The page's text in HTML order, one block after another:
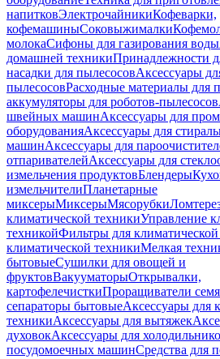
напитковЭлектрочайникиКофеварки,
кофемашиныСоковыжималки
молокаСифоны для газирования воды
домашней техникиПринадлежности
насадки для пылесосовАксессуары
пылесосовРасходные материалы для
аккумуляторы для роботов-пылесосов
швейных машинАксессуары для
оборудованияАксессуары для
машинАксессуары для
отпаривателейАксессуары для
измельчения продуктовБлендеры
измельчителиПланетарные
миксерыМиксерыМясорубки
климатической техникиУправление
техникойФильтры для
климатической техникиМелкая
бытовыеСушилки для овощей и
фруктовВакууматорыОткрывалки,
картофелечисткиПроращиватели
сепараторы бытовыеАксессуары для
техникиАксессуары для вытяжек
духовокАксессуары для
посудомоечных машинСредства для